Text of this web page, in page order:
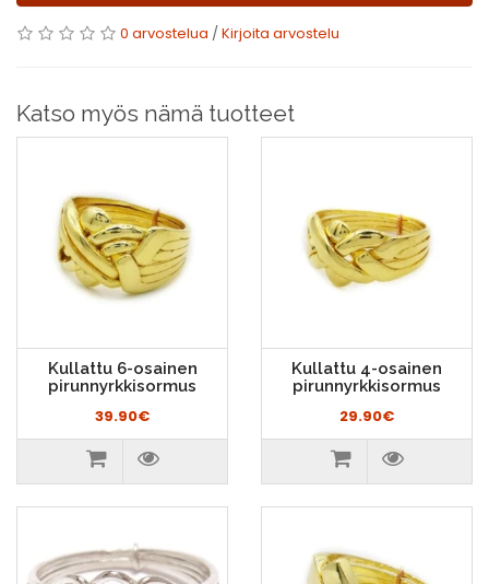
0 arvostelua /Kirjoita arvostelu
Katso myös nämä tuotteet
Kullattu 6-osainen
pirunnyrkkisormus
39.90€
Kullattu 4-osainen
pirunnyrkkisormus
29.90€